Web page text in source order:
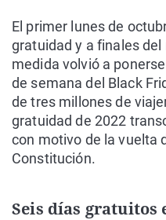
El primer lunes de
gratuidad y a finales
medida volvió a
de semana del Black
de tres millones de
gratuidad de 2022
con motivo de la vuelta
Constitución.
Seis días gratuitos